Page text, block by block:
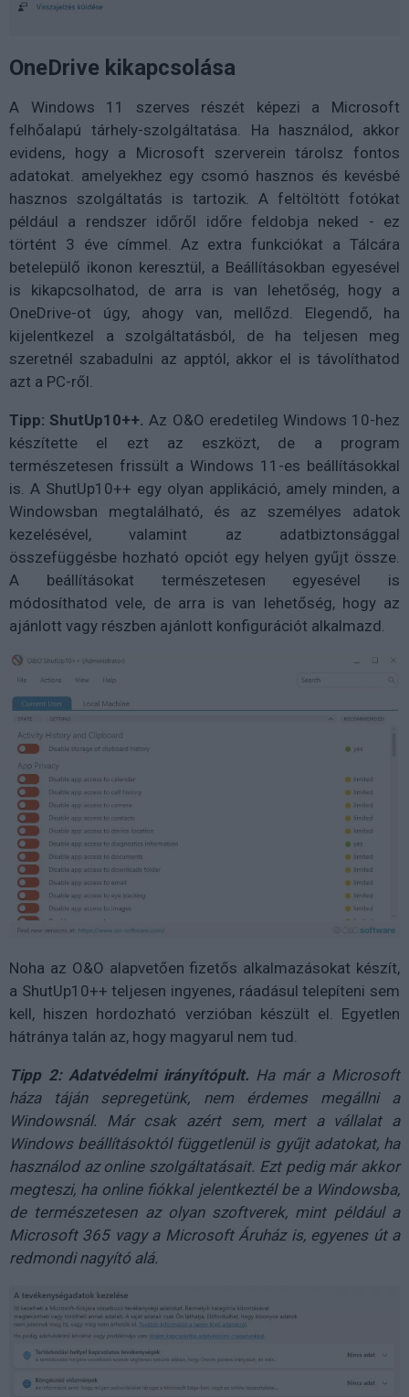
OneDrive kikapcsolása
A Windows 11 szerves részét képezi a Microsoft
felhőalapú tárhely-szolgáltatása. Ha használod, akkor
evidens, hogy a Microsoft szerverein tárolsz fontos
adatokat. amelyekhez egy csomó hasznos és kevésbé
hasznos szolgáltatás is tartozik. A feltöltött fotókat
például a rendszer időről időre feldobja neked - ez
történt 3 éve címmel. Az extra funkciókat a Tálcára
betelepülő ikonon keresztül, a Beállításokban egyesével
is kikapcsolhatod, de arra is van lehetőség, hogy a
OneDrive-ot úgy, ahogy van, mellőzd. Elegendő, ha
kijelentkezel a szolgáltatásból, de ha teljesen meg
szeretnél szabadulni az apptól, akkor el is távolíthatod
azt a PC-ről.
Tipp: ShutUp10++.Az O&O eredetileg Windows 10-hez
készítette el ezt az eszközt, de a program
természetesen frissült a Windows 11-es beállításokkal
is. A ShutUp10++ egy olyan applikáció, amely minden, a
Windowsban megtalálható, és az személyes adatok
kezelésével, valamint az adatbiztonsággal
összefüggésbe hozható opciót egy helyen gyűjt össze.
A beállításokat természetesen egyesével is
módosíthatod vele, de arra is van lehetőség, hogy az
ajánlott vagy részben ajánlott konfigurációt alkalmazd.
Noha az O&O alapvetően fizetős alkalmazásokat készít,
a ShutUp10++ teljesen ingyenes, ráadásul telepíteni sem
kell, hiszen hordozható verzióban készült el. Egyetlen
hátránya talán az, hogy magyarul nem tud.
Tipp 2: Adatvédelmi irányítópult. Ha már a Microsoft
háza táján sepregetünk, nem érdemes megállni a
Windowsnál. Már csak azért sem, mert a vállalat a
Windows beállításoktól függetlenül is gyűjt adatokat, ha
használod az online szolgáltatásait. Ezt pedig már akkor
megteszi, ha online fiókkal jelentkeztél be a Windowsba,
de természetesen az olyan szoftverek, mint például a
Microsoft 365 vagy a Microsoft Áruház is, egyenes út a
redmondi nagyító alá.